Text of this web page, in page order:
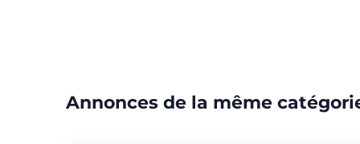
Annonces de la même